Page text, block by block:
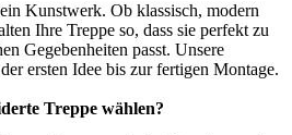
Kunstwerk. Ob klassisch, modern
Ihre Treppe so, dass sie perfekt zu
Gegebenheiten passt. Unsere
ersten Idee bis zur fertigen Montage.
Treppe wählen?